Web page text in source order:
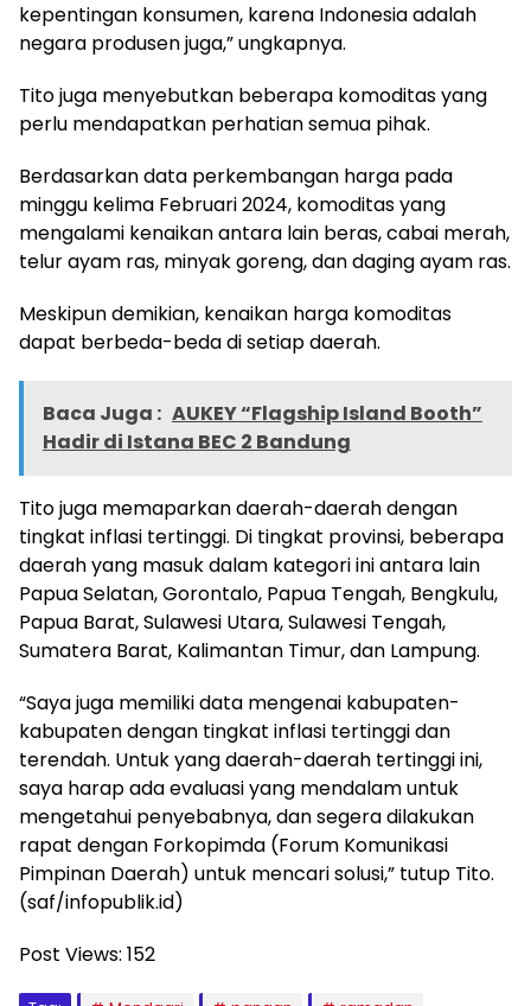
kepentingan konsumen, karena Indonesia adalah
negara produsen juga,” ungkapnya.
Tito juga menyebutkan beberapa komoditas yang
perlu mendapatkan perhatian semua pihak.
Berdasarkan data perkembangan harga pada
minggu kelima Februari 2024, komoditas yang
mengalami kenaikan antara lain beras, cabai merah,
telur ayam ras, minyak goreng, dan daging ayam ras.
Meskipun demikian, kenaikan harga komoditas
dapat berbeda-beda di setiap daerah.
Baca Juga : AUKEY “Flagship Island Booth”
Hadir di Istana BEC 2 Bandung
Tito juga memaparkan daerah-daerah dengan
tingkat inflasi tertinggi. Di tingkat provinsi, beberapa
daerah yang masuk dalam kategori ini antara lain
Papua Selatan, Gorontalo, Papua Tengah, Bengkulu,
Papua Barat, Sulawesi Utara, Sulawesi Tengah,
Sumatera Barat, Kalimantan Timur, dan Lampung.
“Saya juga memiliki data mengenai kabupaten-
kabupaten dengan tingkat inflasi tertinggi dan
terendah. Untuk yang daerah-daerah tertinggi ini,
saya harap ada evaluasi yang mendalam untuk
mengetahui penyebabnya, dan segera dilakukan
rapat dengan Forkopimda (Forum Komunikasi
Pimpinan Daerah) untuk mencari solusi,” tutup Tito.
(saf/infopublik.id)
Post Views: 152